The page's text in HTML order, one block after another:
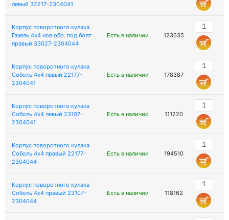
левый 32217-2304041
Корпус поворотного кулака
Газель 4х4 нов.обр. под болт
правый 33027-2304044
Есть в наличии 123635
Корпус поворотного кулака
Соболь 4х4 левый 22177-
2304041
Есть в наличии 178387
Корпус поворотного кулака
Соболь 4х4 левый 23107-
2304041
Есть в наличии 111220
Корпус поворотного кулака
Соболь 4х4 правый 22177-
2304044
Есть в наличии 194510
Корпус поворотного кулака
Соболь 4х4 правый 23107-
2304044
Есть в наличии 118162